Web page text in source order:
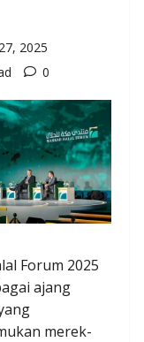
2025
0
Forum 2025
ajang
merek-